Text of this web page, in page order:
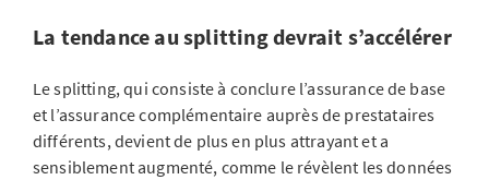
La tendance au splitting devrait s’accélérer
Le splitting, qui consiste à conclure l’assurance de base
et l’assurance complémentaire auprès de prestataires
différents, devient de plus en plus attrayant et a
sensiblement augmenté, comme le révèlent les données